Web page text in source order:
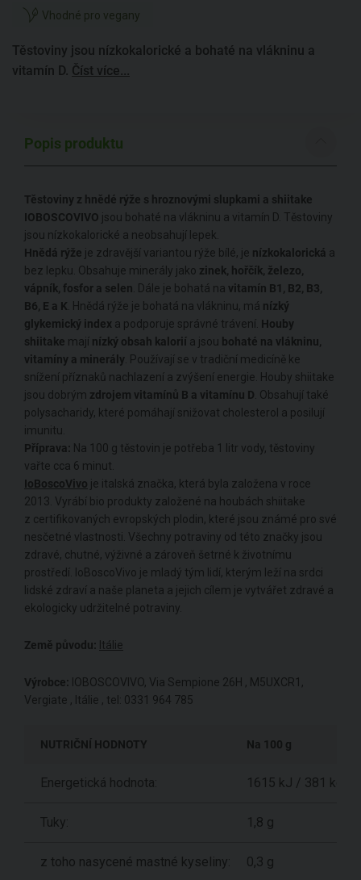
Vhodné pro vegany
Těstoviny jsou nízkokalorické a bohaté na vlákninu a
vitamín D. Číst více...
Popis produktu
Těstoviny z hnědé rýže s hroznovými slupkami a shiitake
IOBOSCOVIVO jsou bohaté na vlákninu a vitamín D. Těstoviny
jsou nízkokalorické a neobsahují lepek.
Hnědá rýže je zdravější variantou rýže bílé, je nízkokalorická a
bez lepku. Obsahuje minerály jako zinek, hořčík, železo,
vápník, fosfor a selen . Dále je bohatá na vitamín B1, B2, B3,
B6, E a K . Hnědá rýže je bohatá na vlákninu, má nízký
glykemický index a podporuje správné trávení. Houby
shiitake mají nízký obsah kalorií a jsou bohaté na vlákninu,
vitamíny a minerály . Používají se v tradiční medicíně ke
snížení příznaků nachlazení a zvýšení energie. Houby shiitake
jsou dobrým zdrojem vitamínů B a vitamínu D . Obsahují také
polysacharidy, které pomáhají snižovat cholesterol a posilují
imunitu.
Příprava: Na 100 g těstovin je potřeba 1 litr vody, těstoviny
vařte cca 6 minut.
IoBoscoVivo je italská značka, která byla založena v roce
2013. Vyrábí bio produkty založené na houbách shiitake
z certifikovaných evropských plodin, které jsou známé pro své
nesčetné vlastnosti. Všechny potraviny od této značky jsou
zdravé, chutné, výživné a zároveň šetrné k životnímu
prostředí. loBoscoVivo je mladý tým lidí, kterým leží na srdci
lidské zdraví a naše planeta a jejich cílem je vytvářet zdravé a
ekologicky udržitelné potraviny.
Země původu: Itálie
Výrobce: IOBOSCOVIVO, Via Sempione 26H , M5UXCR1,
Vergiate , Itálie , tel: 0331 964 785
NUTRIČNÍ HODNOTY Na 100 g
Energetická hodnota: 1615 kJ / 381 kcal
Tuky: 1,8 g
z toho nasycené mastné kyseliny: 0,3 g